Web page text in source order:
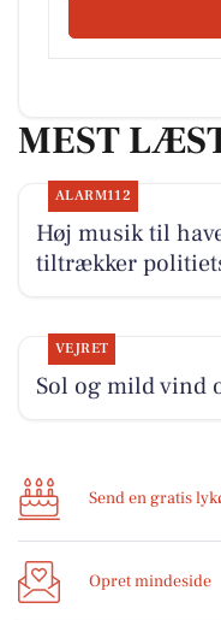
MEST
ALARM112
Høj musik til
tiltrækker
VEJRET
Sol og mild vind
Send en gratis
Opret mindeside